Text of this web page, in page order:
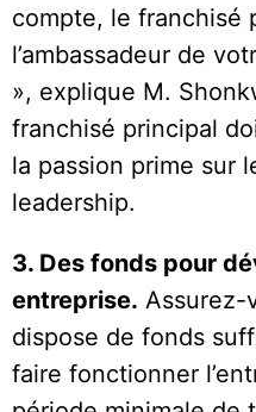
compte, le franchisé
l’ambassadeur de
», explique M.
franchisé principal
la passion prime sur
leadership.
3. Des fonds pour
entreprise. Assurez-
dispose de fonds
faire fonctionner